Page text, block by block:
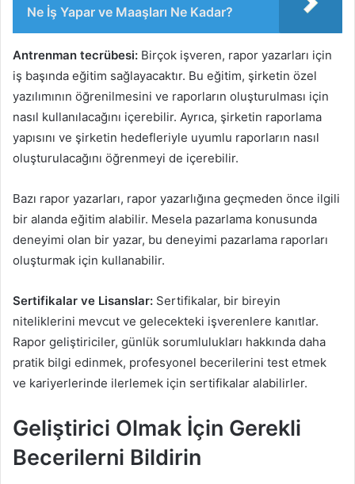
Ne İş Yapar ve Maaşları Ne Kadar?
Antrenman tecrübesi: Birçok işveren, rapor yazarları için
iş başında eğitim sağlayacaktır. Bu eğitim, şirketin özel
yazılımının öğrenilmesini ve raporların oluşturulması için
nasıl kullanılacağını içerebilir. Ayrıca, şirketin raporlama
yapısını ve şirketin hedefleriyle uyumlu raporların nasıl
oluşturulacağını öğrenmeyi de içerebilir.
Bazı rapor yazarları, rapor yazarlığına geçmeden önce ilgili
bir alanda eğitim alabilir. Mesela pazarlama konusunda
deneyimi olan bir yazar, bu deneyimi pazarlama raporları
oluşturmak için kullanabilir.
Sertifikalar ve Lisanslar: Sertifikalar, bir bireyin
niteliklerini mevcut ve gelecekteki işverenlere kanıtlar.
Rapor geliştiriciler, günlük sorumlulukları hakkında daha
pratik bilgi edinmek, profesyonel becerilerini test etmek
ve kariyerlerinde ilerlemek için sertifikalar alabilirler.
Geliştirici Olmak İçin Gerekli
Becerilerni Bildirin